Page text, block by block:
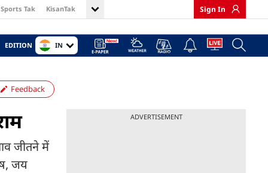
Sports Tak KisanTak Sign In
EDITION IN
Feedback
जीतने में
जय
ADVERTISEMENT